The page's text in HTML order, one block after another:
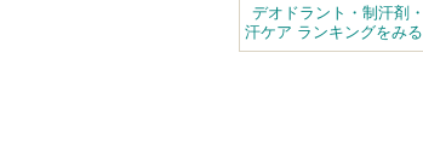
デオドラント・制汗剤・
汗ケア ランキングをみる